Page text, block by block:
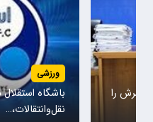
ورزشی
تیم‌های ملی
در یکی…